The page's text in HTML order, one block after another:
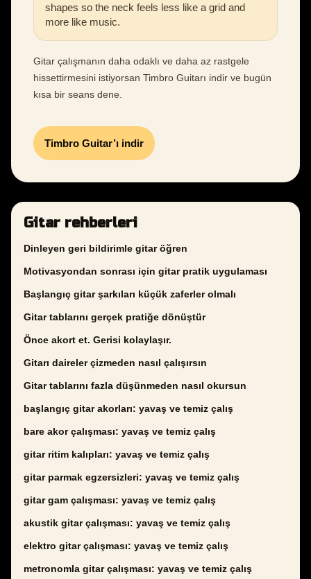
shapes so the neck feels less like a grid and
more like music.
Gitar çalışmanın daha odaklı ve daha az rastgele
hissettirmesini istiyorsan Timbro Guitarı indir ve bugün
kısa bir seans dene.
Timbro Guitar’ı indir
Gitar rehberleri
Dinleyen geri bildirimle gitar öğren
Motivasyondan sonrası için gitar pratik uygulaması
Başlangıç gitar şarkıları küçük zaferler olmalı
Gitar tablarını gerçek pratiğe dönüştür
Önce akort et. Gerisi kolaylaşır.
Gitarı daireler çizmeden nasıl çalışırsın
Gitar tablarını fazla düşünmeden nasıl okursun
başlangıç gitar akorları: yavaş ve temiz çalış
bare akor çalışması: yavaş ve temiz çalış
gitar ritim kalıpları: yavaş ve temiz çalış
gitar parmak egzersizleri: yavaş ve temiz çalış
gitar gam çalışması: yavaş ve temiz çalış
akustik gitar çalışması: yavaş ve temiz çalış
elektro gitar çalışması: yavaş ve temiz çalış
metronomla gitar çalışması: yavaş ve temiz çalış